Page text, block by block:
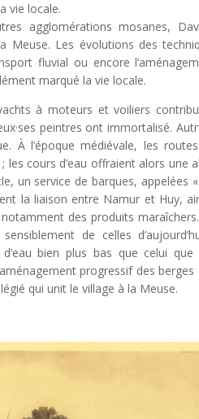
vie locale.
agglomérations mosanes,
Meuse. Les évolutions des
fluvial ou encore
marqué la vie locale.
à moteurs et voiliers
peintres ont immortalisé.
À l’époque médiévale, les
les cours d’eau offraient alors une
un service de barques, appelées
la liaison entre Namur et Huy,
des produits
sensiblement de celles
bien plus bas que celui que
progressif des berges
qui unit le village à la Meuse.